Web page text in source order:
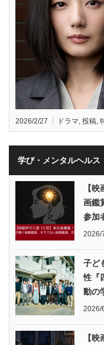
2026/2/27 ドラマ, 投稿,
学び・メンタルヘルス
【
画鑑
参加
2026/
子ど
性『
動の
2026/
【